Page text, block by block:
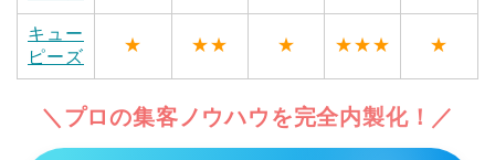
キュー
ピーズ
★ ★★ ★ ★★★ ★
＼プロの集客ノウハウを完全内製化！／